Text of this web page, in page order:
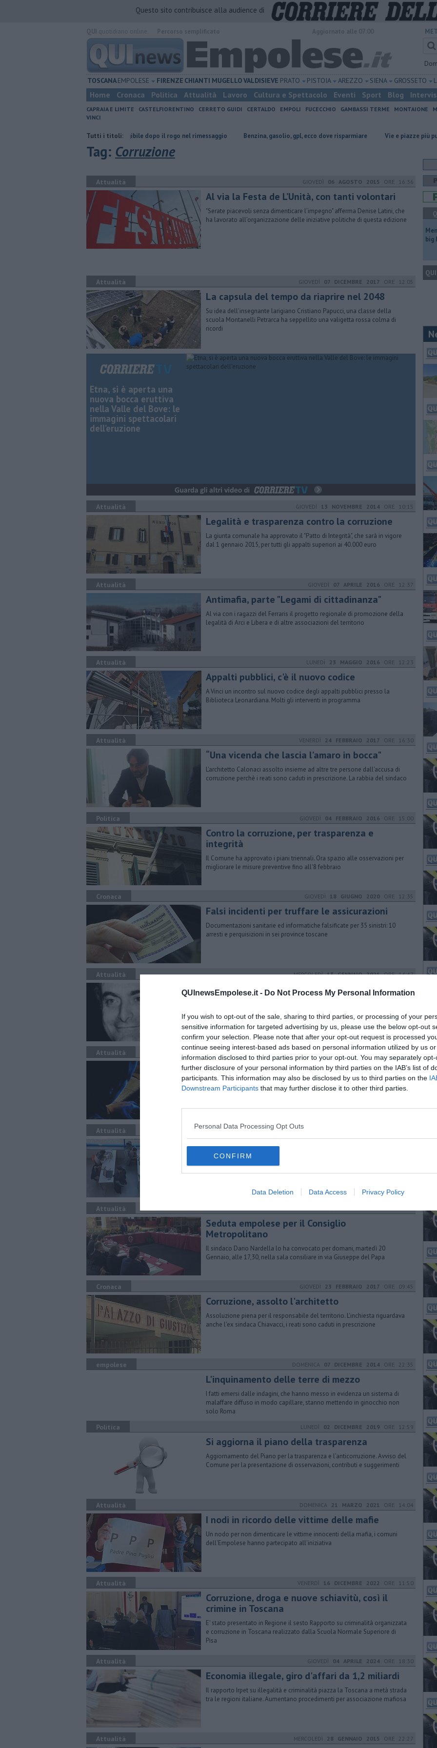
QUInewsEmpolese.it - Do Not Process My Personal Information
If you wish to opt-out of the sale, sharing to third parties, or processing of your
sensitive information for targeted advertising by us, please use the below opt-out
confirm your selection. Please note that after your opt-out request is processed
continue seeing interest-based ads based on personal information utilized by us
information disclosed to third parties prior to your opt-out. You may separately
further disclosure of your personal information by third parties on the IAB’s list of
participants. This information may also be disclosed by us to third parties on the
Downstream Participants that may further disclose it to other third parties.
Personal Data Processing Opt Outs
CONFIRM
Data Deletion Data Access Privacy Policy
Questo sito contribuisce alla audience di
TOSCANAEMPOLESE FIRENZE CHIANTI MUGELLOVALDISIEVE PRATO PISTOIA AREZZO SIENA GROSSETO
Home Cronaca Politica Attualità Lavoro Cultura e Spettacolo Eventi Sport Blog
CAPRAIA E LIMITE CASTELFIORENTINO CERRETO GUIDI CERTALDO EMPOLI FUCECCHIO GAMBASSI TERME MONTAIONE
VINCI
Tutti i titoli:
Casa inagibile dopo il rogo nel rimessaggio ​Benzina, gasolio, gpl, ecco dove risparmiare Vie e piazze più pulite, ecco il
Tag: Corruzione
Attualità GIOVEDÌ 06 AGOSTO 2015 ORE 16:36
Al via la Festa de L’Unità, con tanti volontari
"Serate piacevoli senza dimenticare l’impegno" afferma Denise Latini, che
ha lavorato all’organizzazione delle iniziative politiche di questa edizione
Attualità GIOVEDÌ 07 DICEMBRE 2017 ORE 12:05
La capsula del tempo da riaprire nel 2048
Su idea dell'insegnante larigiano Cristiano Papucci, una classe della
scuola Montanelli Petrarca ha seppellito una valigetta rossa colma di
ricordi
Etna, si è aperta una
nuova bocca eruttiva
nella Valle del Bove: le
immagini spettacolari
dell’eruzione
Attualità GIOVEDÌ 13 NOVEMBRE 2014 ORE 10:15
Legalità e trasparenza contro la corruzione
La giunta comunale ha approvato il "Patto di Integrità", che sarà in vigore
dal 1 gennaio 2015, per tutti gli appalti superiori ai 40.000 euro
Attualità GIOVEDÌ 07 APRILE 2016 ORE 12:37
Antimafia, parte "Legami di cittadinanza"
Al via con i ragazzi del Ferraris il progetto regionale di promozione della
legalità di Arci e Libera e di altre associazioni del territorio
Attualità LUNEDÌ 23 MAGGIO 2016 ORE 12:23
Appalti pubblici, c'è il nuovo codice
A Vinci un incontro sul nuovo codice degli appalti pubblici presso la
Biblioteca Leonardiana. Molti gli interventi in programma
Attualità VENERDÌ 24 FEBBRAIO 2017 ORE 16:30
​“Una vicenda che lascia l’amaro in bocca"
L'architetto Calonaci assolto insieme ad altre tre persone dall'accusa di
corruzione perchè i reati sono caduti in prescrizione. La rabbia del sindaco
Politica GIOVEDÌ 04 FEBBRAIO 2016 ORE 15:00
Contro la corruzione, per trasparenza e
integrità
Il Comune ha approvato i piani triennali. Ora spazio alle osservazioni per
migliorare le misure preventive fino all'8 febbraio
Cronaca GIOVEDÌ 18 GIUGNO 2020 ORE 12:35
Falsi incidenti per truffare le assicurazioni
Documentazioni sanitarie ed informatiche falsificate per 35 sinistri: 10
arresti e perquisizioni in sei province toscane
Attualità MERCOLEDÌ13 GENNAIO 2021ORE 14:47
Un'area verde in memoria di Piersanti
Mattarella
La decisione dell'amministrazione comunale di intitolare il giardino
pubblico al presidente della regione Sicilia assassinato nel 1980
Attualità LUNEDÌ
Offese al Comune, scuse e donazione alla
Caritas
Dopo la denuncia di diffamazione sui social sono arrivate le scuse
procedere
Attualità MARTEDÌ
Legalità, un progetto per i giovani
Scuole e consiglio dei ragazzi con l'obiettivo di promuovere rispetto delle
regole, pensiero critico e cultura della responsabilità individuale
Attualità
Seduta empolese per il Consiglio
Metropolitano
Il sindaco Dario Nardella lo ha convocato per domani, martedì 20
Gennaio, alle 17,30, nella sala consiliare in via Giuseppe del Papa
Cronaca GIOVEDÌ 23 FEBBRAIO 2017 ORE 09:45
Corruzione, assolto l'architetto
Assoluzione piena per il responsabile del territorio. L'inchiesta riguardava
anche l'ex sindaca Chiavacci, i reati sono caduti in prescrizione
empolese DOMENICA 07 DICEMBRE 2014 ORE 22:35
L'inquinamento delle terre di mezzo
I fatti emersi dalle indagini, che hanno messo in evidenza un sistema di
malaffare diffuso in modo capillare, stanno mettendo in ginocchio non
solo Roma
Politica LUNEDÌ 02 DICEMBRE 2019 ORE 12:59
Si aggiorna il piano della trasparenza
Aggiornamento del Piano per la trasparenza e l’anticorruzione. Avviso del
Comune per la presentazione di osservazioni, contributi e suggerimenti
Attualità DOMENICA 21 MARZO 2021 ORE 14:04
I nodi in ricordo delle vittime delle mafie
Un nodo per non dimenticare le vittime innocenti della mafia, i comuni
dell'Empolese hanno partecipato all'iniziativa
Attualità VENERDÌ 16 DICEMBRE 2022 ORE 11:50
Corruzione, droga e nuove schiavitù, così il
crimine in Toscana
E' stato presentato in Regione il sesto Rapporto su criminalità organizzata
e corruzione in Toscana realizzato dalla Scuola Normale Superiore di
Pisa
Attualità GIOVEDÌ 04 APRILE 2024 ORE 18:30
Economia illegale, giro d'affari da 1,2 miliardi
Il rapporto Irpet su illegalità e criminalità piazza la Toscana a metà strada
tra le regioni italiane. Aumentano procedimenti per associazione mafiosa
Attualità MERCOLEDÌ 28 GENNAIO 2015 ORE 22:27
big
QUI